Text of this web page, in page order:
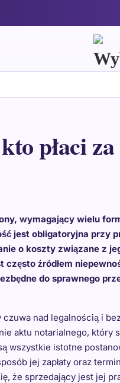
płaci
wymagający wielu
jest obligatoryjna przy
o koszty związane z
źródłem
do sprawnego
nad legalnością i
aktu notarialnego, który
wszystkie istotne
jej zapłaty oraz
że sprzedający jest jej